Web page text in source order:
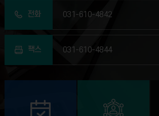
전화 031-610-4842
팩스 031-610-4844